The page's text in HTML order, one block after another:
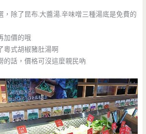
，除了昆布.大醬湯.辛味噌三種湯底是免費的
加價的哦
粵式胡椒豬肚湯啊
的話，價格可沒這麼親民吶